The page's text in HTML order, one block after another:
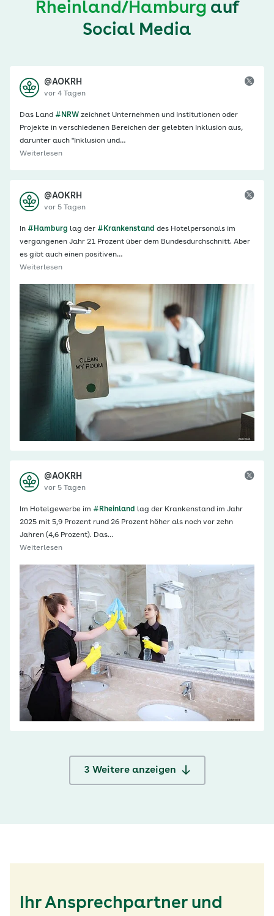
Rheinland/Hamburg auf
Social Media
@AOKRH
vor 4 Tagen
Das Land #NRW zeichnet Unternehmen und Institutionen oder
Projekte in verschiedenen Bereichen der gelebten Inklusion aus,
darunter auch "Inklusion und…
Weiterlesen
@AOKRH
vor 5 Tagen
In #Hamburg lag der #Krankenstand des Hotelpersonals im
vergangenen Jahr 21 Prozent über dem Bundesdurchschnitt. Aber
es gibt auch einen positiven…
Weiterlesen
@AOKRH
vor 5 Tagen
Im Hotelgewerbe im #Rheinland lag der Krankenstand im Jahr
2025 mit 5,9 Prozent rund 26 Prozent höher als noch vor zehn
Jahren (4,6 Prozent). Das…
Weiterlesen
3 Weitere anzeigen
Ihr Ansprechpartner und